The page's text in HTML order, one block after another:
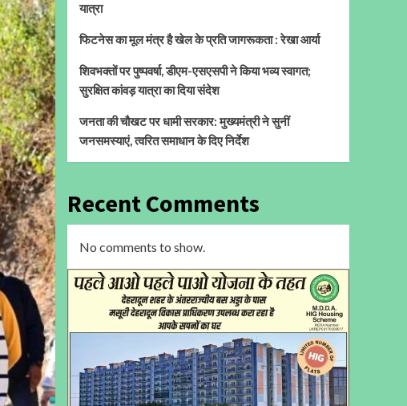
यात्रा
फिटनेस का मूल मंत्र है खेल के प्रति जागरूकता : रेखा आर्या
शिवभक्तों पर पुष्पवर्षा, डीएम-एसएसपी ने किया भव्य स्वागत;
सुरक्षित कांवड़ यात्रा का दिया संदेश
जनता की चौखट पर धामी सरकार: मुख्यमंत्री ने सुनीं
जनसमस्याएं, त्वरित समाधान के दिए निर्देश
Recent Comments
No comments to show.